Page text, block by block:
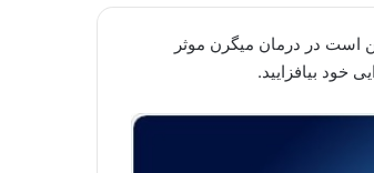
ممکن است در درمان میگرن موثر
خود بیافزایید.